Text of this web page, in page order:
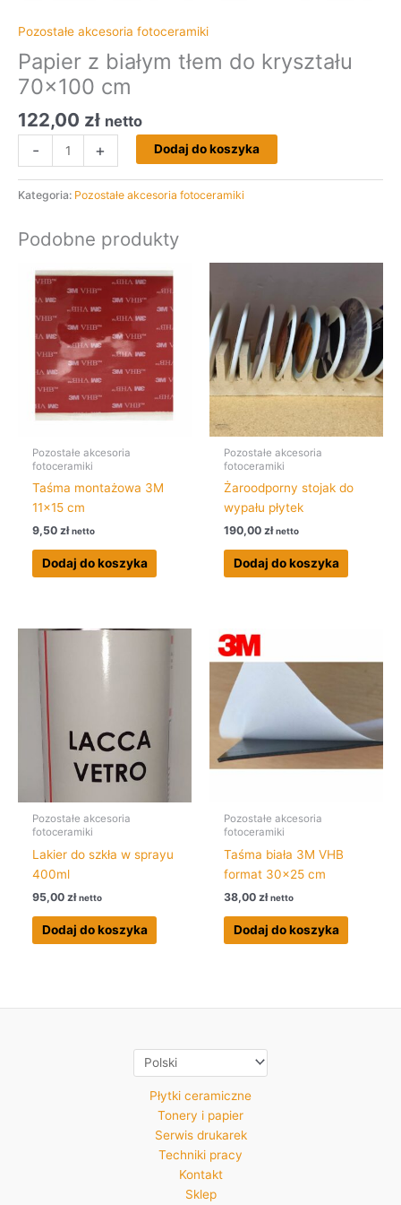
Pozostałe akcesoria fotoceramiki
Papier z białym tłem do kryształu
70×100 cm
122,00 zł netto
- + Dodaj do koszyka
Kategoria: Pozostałe akcesoria fotoceramiki
Podobne produkty
Pozostałe akcesoria
fotoceramiki
Taśma montażowa 3M
11×15 cm
9,50zł netto
Dodaj do koszyka
Pozostałe akcesoria
fotoceramiki
Żaroodporny stojak do
wypału płytek
190,00zł netto
Dodaj do koszyka
Pozostałe akcesoria
fotoceramiki
Lakier do szkła w sprayu
400ml
95,00zł netto
Dodaj do koszyka
Pozostałe akcesoria
fotoceramiki
Taśma biała 3M VHB
format 30×25 cm
38,00zł netto
Dodaj do koszyka
Płytki ceramiczne
Tonery i papier
Serwis drukarek
Techniki pracy
Kontakt
Sklep